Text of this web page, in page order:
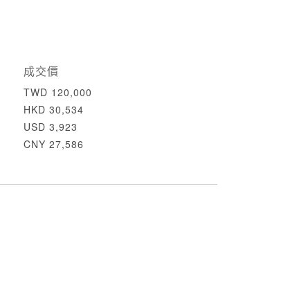
成交價
TWD 120,000
HKD 30,534
USD 3,923
CNY 27,586